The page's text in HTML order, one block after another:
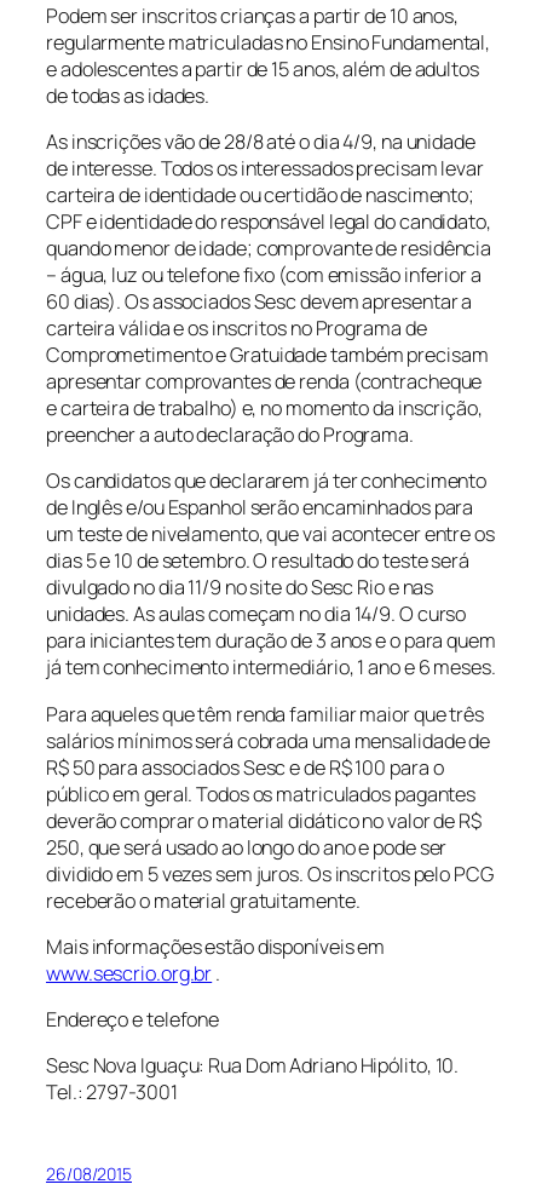
Podem ser inscritos crianças a partir de 10 anos,
regularmente matriculadas no Ensino Fundamental,
e adolescentes a partir de 15 anos, além de adultos
de todas as idades.
As inscrições vão de 28/8 até o dia 4/9, na unidade
de interesse. Todos os interessados precisam levar
carteira de identidade ou certidão de nascimento;
CPF e identidade do responsável legal do candidato,
quando menor de idade; comprovante de residência
– água, luz ou telefone fixo (com emissão inferior a
60 dias). Os associados Sesc devem apresentar a
carteira válida e os inscritos no Programa de
Comprometimento e Gratuidade também precisam
apresentar comprovantes de renda (contracheque
e carteira de trabalho) e, no momento da inscrição,
preencher a auto declaração do Programa.
Os candidatos que declararem já ter conhecimento
de Inglês e/ou Espanhol serão encaminhados para
um teste de nivelamento, que vai acontecer entre os
dias 5 e 10 de setembro. O resultado do teste será
divulgado no dia 11/9 no site do Sesc Rio e nas
unidades. As aulas começam no dia 14/9. O curso
para iniciantes tem duração de 3 anos e o para quem
já tem conhecimento intermediário, 1 ano e 6 meses.
Para aqueles que têm renda familiar maior que três
salários mínimos será cobrada uma mensalidade de
R$ 50 para associados Sesc e de R$ 100 para o
público em geral. Todos os matriculados pagantes
deverão comprar o material didático no valor de R$
250, que será usado ao longo do ano e pode ser
dividido em 5 vezes sem juros. Os inscritos pelo PCG
receberão o material gratuitamente.
Mais informações estão disponíveis em
www.sescrio.org.br.
Endereço e telefone
Sesc Nova Iguaçu: Rua Dom Adriano Hipólito, 10.
Tel.: 2797-3001
26/08/2015